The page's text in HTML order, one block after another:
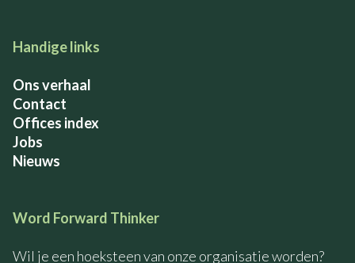
Handige links
Ons verhaal
Contact
Offices index
Jobs
Nieuws
Word Forward Thinker
Wil je een hoeksteen van onze organisatie worden?